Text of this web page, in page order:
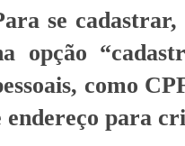
se
opção
como
endereço para